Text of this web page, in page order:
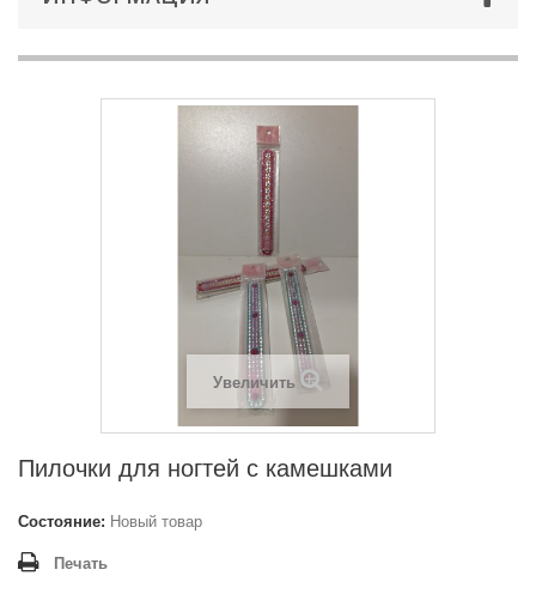
Увеличить
Пилочки для ногтей с камешками
Состояние: Новый товар
Печать